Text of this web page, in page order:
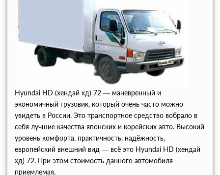
Hyundai HD (хендай хд) 72 — маневренный и
экономичный грузовик, который очень часто можно
увидеть в России. Это транспортное средство вобрало в
себя лучшие качества японских и корейских авто. Высокий
уровень комфорта, практичность, надёжность,
европейский внешний вид — всё это Hyundai HD (хендай
хд) 72. При этом стоимость данного автомобиля
приемлемая.